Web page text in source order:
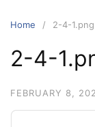
Home 2-4-1.png
2-4-
FEBRUARY 8,